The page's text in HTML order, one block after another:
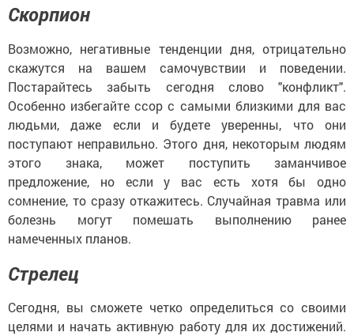
Скорпион
Возможно, негативные тенденции дня, отрицательно
скажутся на вашем самочувствии и поведении.
Постарайтесь забыть сегодня слово "конфликт".
Особенно избегайте ссор с самыми близкими для вас
людьми, даже если и будете уверенны, что они
поступают неправильно. Этого дня, некоторым людям
этого знака, может поступить заманчивое
предложение, но если у вас есть хотя бы одно
сомнение, то сразу откажитесь. Случайная травма или
болезнь могут помешать выполнению ранее
намеченных планов.
Стрелец
Сегодня, вы сможете четко определиться со своими
целями и начать активную работу для их достижений.